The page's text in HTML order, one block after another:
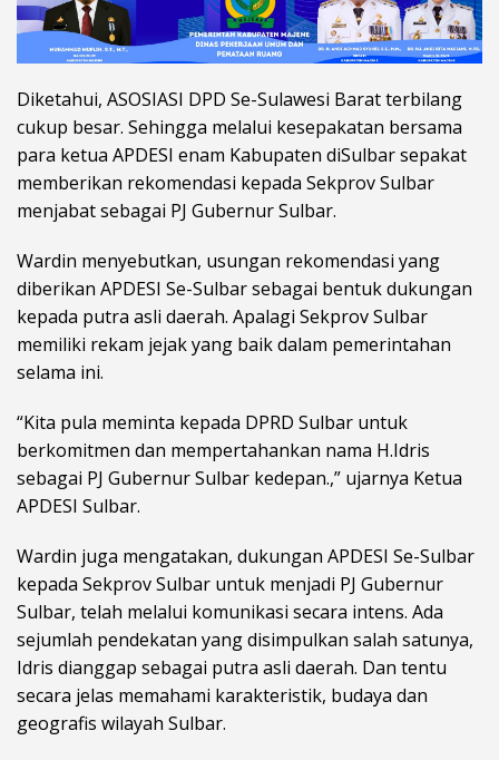
Diketahui, ASOSIASI DPD Se-Sulawesi Barat terbilang
cukup besar. Sehingga melalui kesepakatan bersama
para ketua APDESI enam Kabupaten diSulbar sepakat
memberikan rekomendasi kepada Sekprov Sulbar
menjabat sebagai PJ Gubernur Sulbar.
Wardin menyebutkan, usungan rekomendasi yang
diberikan APDESI Se-Sulbar sebagai bentuk dukungan
kepada putra asli daerah. Apalagi Sekprov Sulbar
memiliki rekam jejak yang baik dalam pemerintahan
selama ini.
“Kita pula meminta kepada DPRD Sulbar untuk
berkomitmen dan mempertahankan nama H.Idris
sebagai PJ Gubernur Sulbar kedepan.,” ujarnya Ketua
APDESI Sulbar.
Wardin juga mengatakan, dukungan APDESI Se-Sulbar
kepada Sekprov Sulbar untuk menjadi PJ Gubernur
Sulbar, telah melalui komunikasi secara intens. Ada
sejumlah pendekatan yang disimpulkan salah satunya,
Idris dianggap sebagai putra asli daerah. Dan tentu
secara jelas memahami karakteristik, budaya dan
geografis wilayah Sulbar.